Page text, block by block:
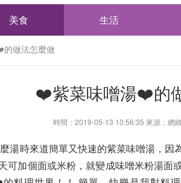
美食 生活
做法怎麼做
❤️紫菜味噌湯❤️的
時間：2019-05-13 10:56:35 來源：網
湯時來道簡單又快速的紫菜味噌湯，
可加個面或米粉，就變成味噌米粉湯面